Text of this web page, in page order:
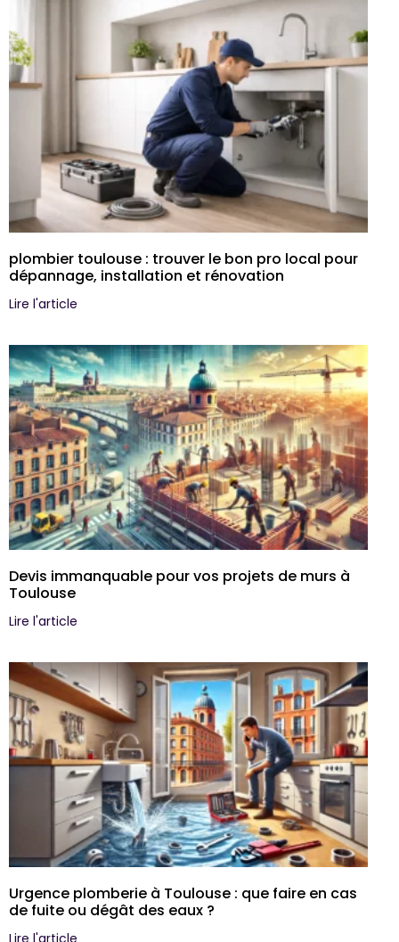
plombier toulouse : trouver le bon pro local pour
dépannage, installation et rénovation
Lire l'article
Devis immanquable pour vos projets de murs à
Toulouse
Lire l'article
Urgence plomberie à Toulouse : que faire en cas
de fuite ou dégât des eaux ?
Lire l'article